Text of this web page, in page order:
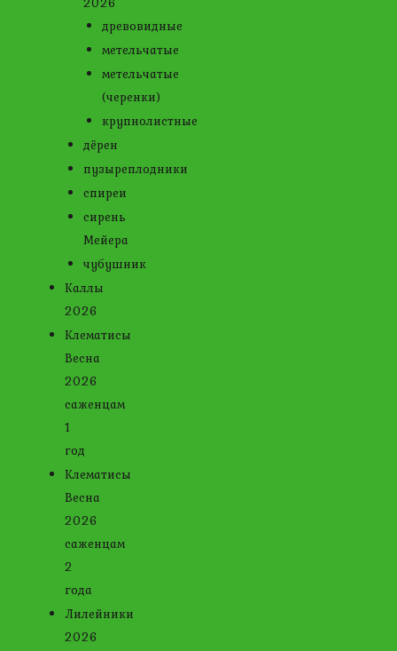
древовидные
метельчатые
метельчатые
(черенки)
крупнолистные
дёрен
пузыреплодники
спиреи
сирень
Мейера
чубушник
Каллы
2026
Клематисы
Весна
2026
саженцам
1
год
Клематисы
Весна
2026
саженцам
2
года
Лилейники
2026